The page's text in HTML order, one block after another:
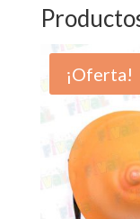
¡Oferta!